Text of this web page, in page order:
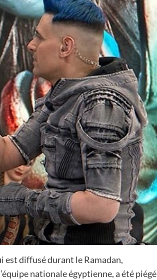
est diffusé durant le Ramadan,
nationale égyptienne, a été piégé